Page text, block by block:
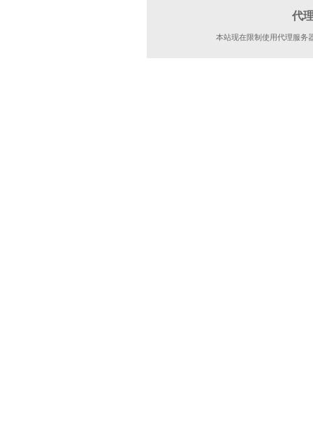
代
本站现在限制使用代理服务